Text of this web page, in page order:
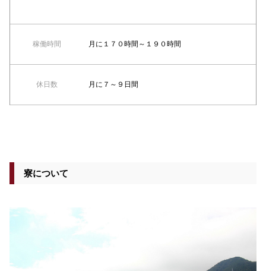
稼働時間 月に１７０時間～１９０時間
休日数 月に７～９日間
寮について